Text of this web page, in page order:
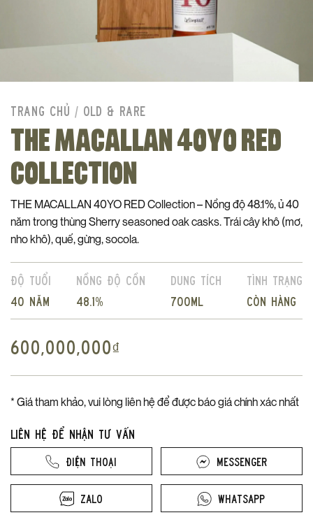
TRANG CHỦ / OLD & RARE
THE MACALLAN 40YO RED
COLLECTION
THE MACALLAN 40YO RED Collection – Nồng độ 48.1%, ủ 40
năm trong thùng Sherry seasoned oak casks. Trái cây khô (mơ,
nho khô), quế, gừng, socola.
Độ tuổi
40 năm
Nồng độ cồn
48.1%
Dung tích
700ml
Tình trạng
Còn hàng
600,000,000₫
* Giá tham khảo, vui lòng liên hệ để được báo giá chính xác nhất
Liên hệ để nhận tư vấn
Điện thoại
Zalo
Messenger
Whatsapp